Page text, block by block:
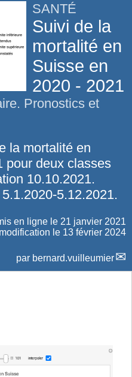
SANTÉ
Suivi de la
mortalité en
Suisse en
2020 - 2021
Pronostics et
la mortalité en
pour deux classes
10.10.2021.
5.12.2021.
en ligne le 21 janvier 2021
le 13 février 2024
par bernard.vuilleumier